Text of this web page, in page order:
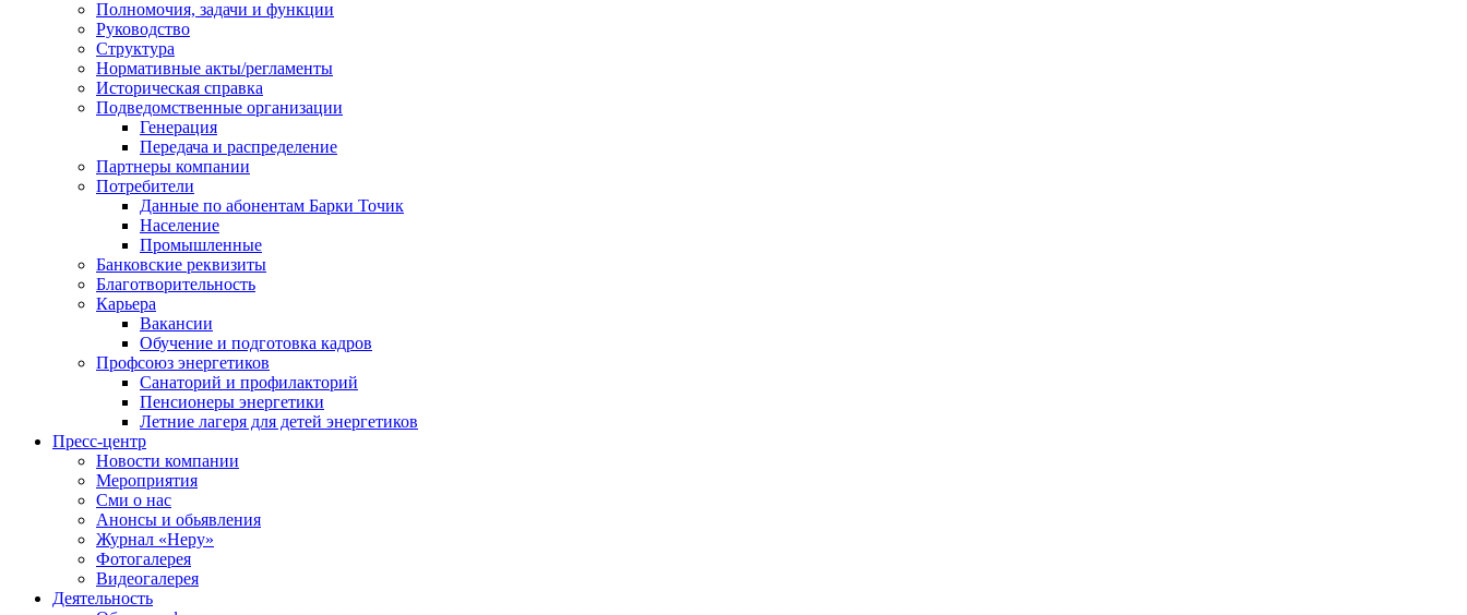
Полномочия, задачи и функции
Руководство
Структура
Нормативные акты/регламенты
Историческая справка
Подведомственные организации
Генерация
Передача и распределение
Партнеры компании
Потребители
Данные по абонентам Барки Точик
Население
Промышленные
Банковские реквизиты
Благотворительность
Карьера
Вакансии
Обучение и подготовка кадров
Профсоюз энергетиков
Санаторий и профилакторий
Пенсионеры энергетики
Летние лагеря для детей энергетиков
Пресс-центр
Новости компании
Мероприятия
Сми о нас
Анонсы и обьявления
Журнал «Неру»
Фотогалерея
Видеогалерея
Деятельность